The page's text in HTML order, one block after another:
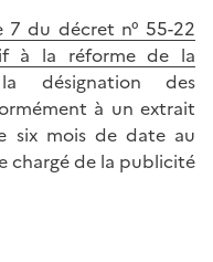
7 du décret n° 55-22
à la réforme de la
désignation des
à un extrait
six mois de date au
chargé de la publicité